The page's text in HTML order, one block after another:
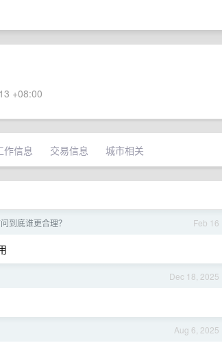
+08:00
作信息 交易信息 城市相关
Feb 16
到底谁更合理？
Dec 18, 2025
Aug 6, 2025